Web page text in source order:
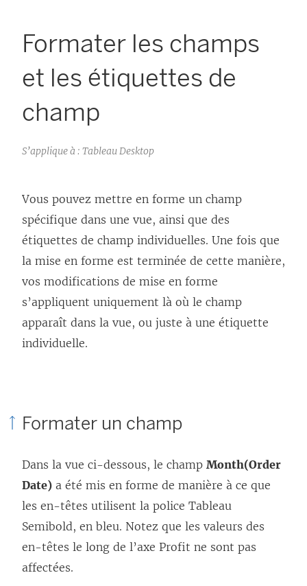
Formater les champs
et les étiquettes de
champ
S’applique à : Tableau Desktop
Vous pouvez mettre en forme un champ
spécifique dans une vue, ainsi que des
étiquettes de champ individuelles. Une fois que
la mise en forme est terminée de cette manière,
vos modifications de mise en forme
s’appliquent uniquement là où le champ
apparaît dans la vue, ou juste à une étiquette
individuelle.
Formater un champ
Dans la vue ci-dessous, le champ Month(Order
Date) a été mis en forme de manière à ce que
les en-têtes utilisent la police Tableau
Semibold, en bleu. Notez que les valeurs des
en-têtes le long de l’axe Profit ne sont pas
affectées.